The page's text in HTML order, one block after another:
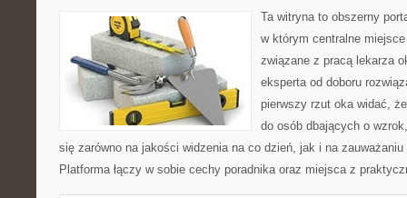
Ta witryna to obszerny
w którym centralne
związane z pracą lekarza
eksperta od doboru
pierwszy rzut oka widać,
do osób dbających o
się zarówno na jakości widzenia na co dzień, jak i na
Platforma łączy w sobie cechy poradnika oraz miejsca z